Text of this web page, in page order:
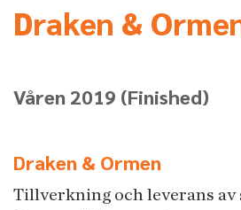
Draken &
Våren 2019 (Finished)
Draken & Ormen
Tillverkning och leverans av